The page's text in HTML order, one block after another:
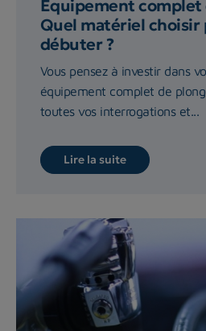
Equipement complet
Quel matériel choisir
débuter ?
Vous pensez à investir dans
équipement complet de
toutes vos interrogations et...
Lire la suite